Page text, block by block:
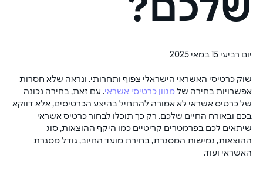
שלכם?
יום רביעי 15 במאי 2025
שוק כרטיסי האשראי הישראלי צפוף ותחרותי. ונראה שלא חסרות
אפשרויות בחירה של מגוון כרטיסי אשראי. עם זאת, בחירה נכונה
של כרטיס אשראי לא אמורה להתחיל בהיצע הכרטיסים, אלא דווקא
בכם ובאורח החיים שלכם. רק כך תוכלו לבחור כרטיס אשראי
שיתאים לכם בפרמטרים קריטיים כמו היקף ההוצאות, סוג
ההוצאות, גמישות המסגרת, בחירת מועד החיוב, גודל מסגרת
האשראי ועוד.